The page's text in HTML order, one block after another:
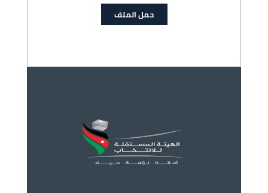
حمل الملف